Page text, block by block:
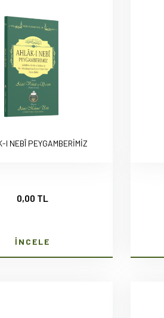
I NEBÎ PEYGAMBERİMİZ
0,00 TL
İNCELE